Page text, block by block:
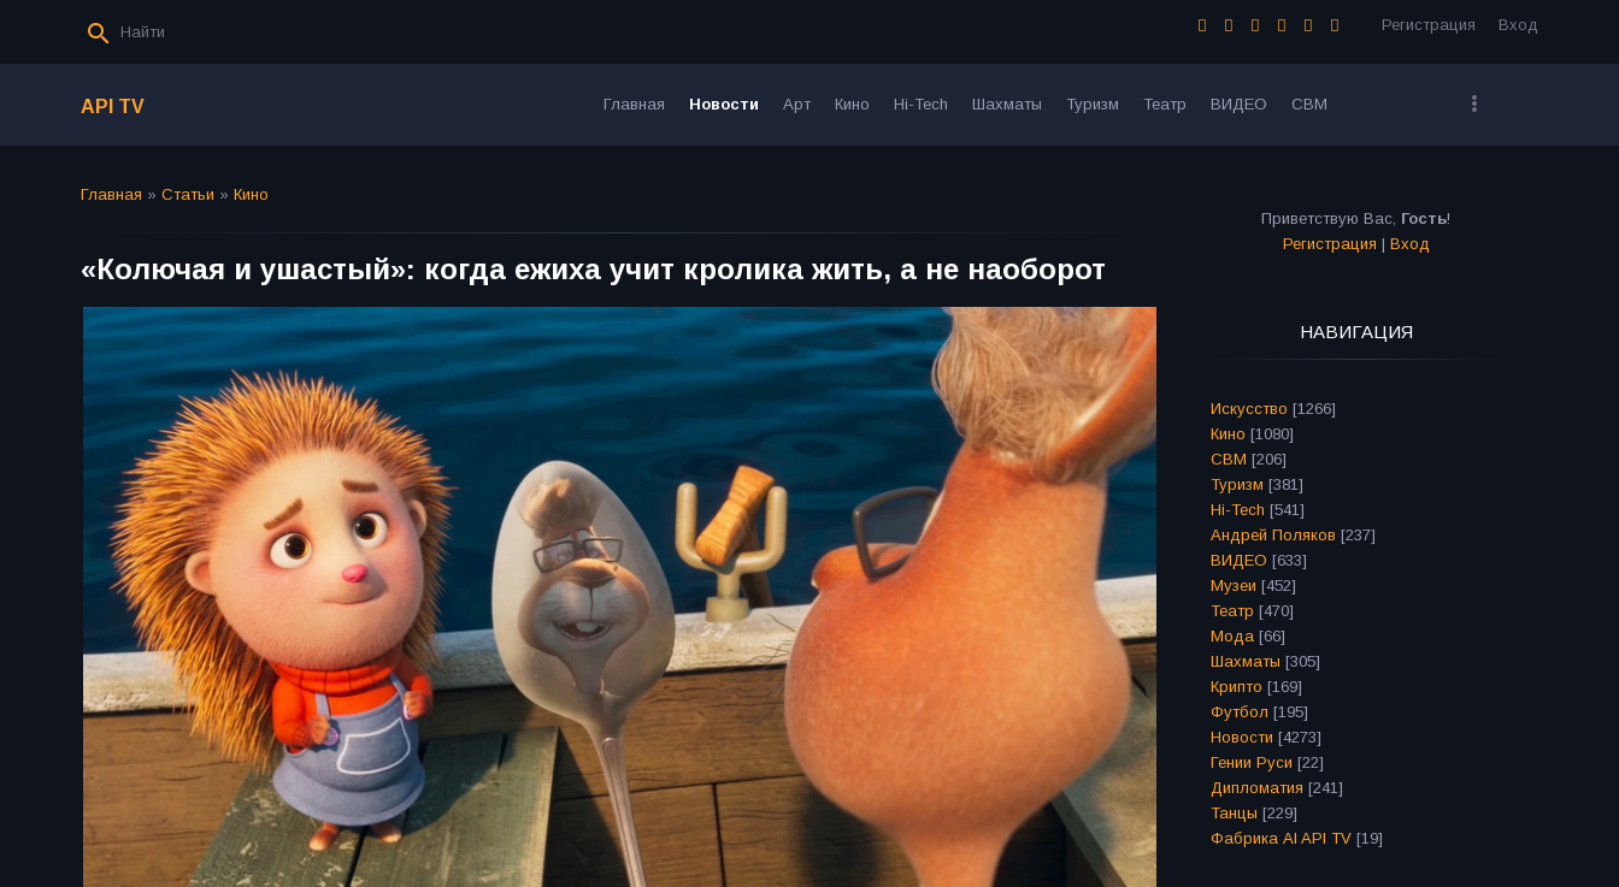
Регистрация Вход
API TV Главная Новости Арт Кино Hi-Tech Шахматы Туризм Театр ВИДЕО СВМ
Главная » Статьи » Кино
«Колючая и ушастый»: когда ежиха учит кролика жить, а не наоборот
Приветствую Вас, Гость!
Регистрация | Вход
НАВИГАЦИЯ
Искусство [1266]
Кино [1080]
СВМ [206]
Туризм [381]
Hi-Tech [541]
Андрей Поляков [237]
ВИДЕО [633]
Музеи [452]
Театр [470]
Мода [66]
Шахматы [305]
Крипто [169]
Футбол [195]
Новости [4273]
Гении Руси [22]
Дипломатия [241]
Танцы [229]
Фабрика AI API TV [19]